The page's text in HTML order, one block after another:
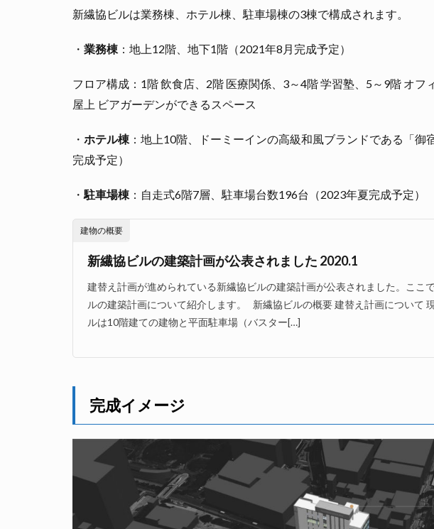
新繊協ビルは業務棟、ホテル棟、駐車場棟の3棟で構成されます。
・ 業務棟 ：地上12階、地下1階（2021年8月完成予定）
フロア構成：1階 飲食店、2階 医療関係、3～4階 学習塾、5～9階 オフ
屋上 ビアガーデンができるスペース
・ ホテル棟 ：地上10階、ドーミーインの高級和風ブランドである「
完成予定）
・ 駐車場棟 ：自走式6階7層、駐車場台数196台（2023年夏完成予定）
建物の概要
新繊協ビルの建築計画が公表されました 2020.1
建替え計画が進められている新繊協ビルの建築計画が公表されました。ここ
ルの建築計画について紹介します。 新繊協ビルの概要 建替え計画について
ルは10階建ての建物と平面駐車場（バスター[…]
完成イメージ